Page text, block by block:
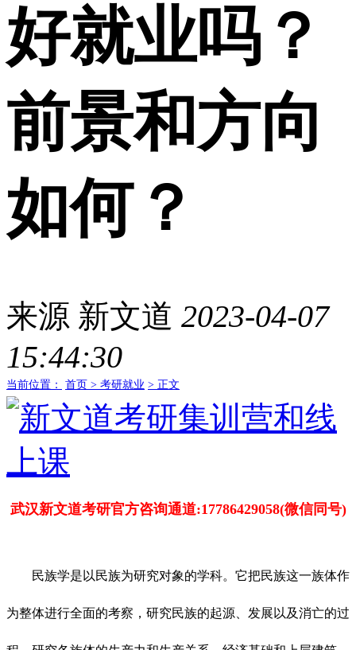
好就业吗？
前景和方向
如何？
来源 新文道 2023-04-07
15:44:30
当前位置： 首页 > 考研就业 > 正文
武汉新文道考研官方咨询通道:17786429058(微信同号)
民族学是以民族为研究对象的学科。它把民族这一族体作
为整体进行全面的考察，研究民族的起源、发展以及消亡的过